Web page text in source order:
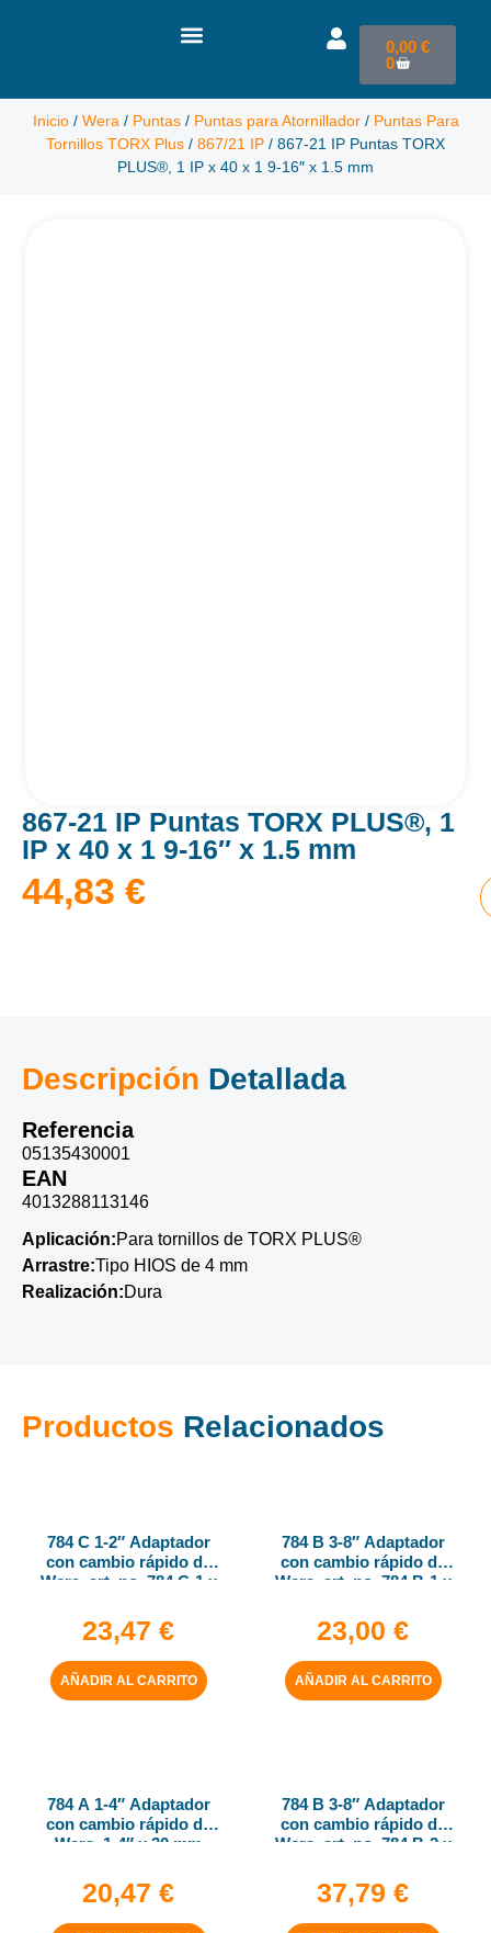
0,00 €
0
Inicio/ Wera / Puntas/ Puntas para Atornillador/ Puntas Para
Tornillos TORX Plus / 867/21 IP / 867-21 IP Puntas TORX
PLUS®, 1 IP x 40 x 1 9-16″ x 1.5 mm
867-21 IP Puntas TORX PLUS®, 1
IP x 40 x 1 9-16″ x 1.5 mm
44,83 €
Descripción Detallada
Referencia
05135430001
EAN
4013288113146
Aplicación:Para tornillos de TORX PLUS®
Arrastre:Tipo HIOS de 4 mm
Realización:Dura
Productos Relacionados
784 C 1-2″ Adaptador
con cambio rápido de
Wera, art. no. 784 C-1 x
23,47 €
AÑADIR AL CARRITO
784 B 3-8″ Adaptador
con cambio rápido de
Wera, art. no. 784 B-1 x
23,00 €
AÑADIR AL CARRITO
784 A 1-4″ Adaptador
con cambio rápido de
Wera, 1-4″ x 30 mm
20,47 €
784 B 3-8″ Adaptador
con cambio rápido de
Wera, art. no. 784 B-2 x
37,79 €